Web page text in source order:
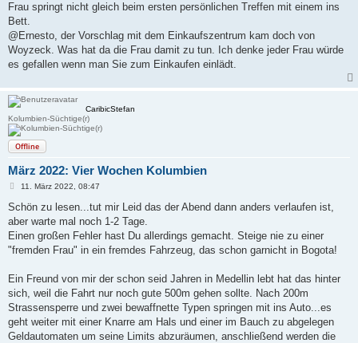
r
a
Frau springt nicht gleich beim ersten persönlichen Treffen mit einem ins
Bett.
@Ernesto, der Vorschlag mit dem Einkaufszentrum kam doch von
Woyzeck. Was hat da die Frau damit zu tun. Ich denke jeder Frau würde
es gefallen wenn man Sie zum Einkaufen einlädt.
CaribicStefan
Kolumbien-Süchtige(r)
Offline
März 2022: Vier Wochen Kolumbien
B
i
r
a
11. März 2022, 08:47
Schön zu lesen...tut mir Leid das der Abend dann anders verlaufen ist,
aber warte mal noch 1-2 Tage.
Einen großen Fehler hast Du allerdings gemacht. Steige nie zu einer
"fremden Frau" in ein fremdes Fahrzeug, das schon garnicht in Bogota!
Ein Freund von mir der schon seid Jahren in Medellin lebt hat das hinter
sich, weil die Fahrt nur noch gute 500m gehen sollte. Nach 200m
Strassensperre und zwei bewaffnette Typen springen mit ins Auto...es
geht weiter mit einer Knarre am Hals und einer im Bauch zu abgelegen
Geldautomaten um seine Limits abzuräumen, anschließend werden die